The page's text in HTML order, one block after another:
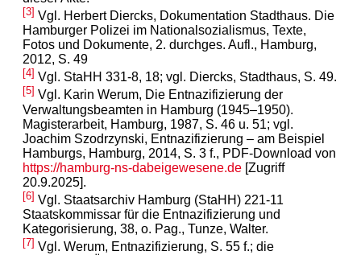
[3] Vgl. Herbert Diercks, Dokumentation Stadthaus. Die
Hamburger Polizei im Nationalsozialismus, Texte,
Fotos und Dokumente, 2. durchges. Aufl., Hamburg,
2012, S. 49
[4] Vgl. StaHH 331-8, 18; vgl. Diercks, Stadthaus, S. 49.
[5] Vgl. Karin Werum, Die Entnazifizierung der
Verwaltungsbeamten in Hamburg (1945–1950).
Magisterarbeit, Hamburg, 1987, S. 46 u. 51; vgl.
Joachim Szodrzynski, Entnazifizierung – am Beispiel
Hamburgs, Hamburg, 2014, S. 3 f., PDF-Download von
https://hamburg-ns-dabeigewesene.de [Zugriff
20.9.2025].
[6] Vgl. Staatsarchiv Hamburg (StaHH) 221-11
Staatskommissar für die Entnazifizierung und
Kategorisierung, 38, o. Pag., Tunze, Walter.
[7] Vgl. Werum, Entnazifizierung, S. 55 f.; die